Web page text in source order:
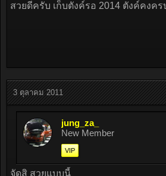
สวยดีครับ เก็บตังค์รอ 2014 ตังค์คงคร
3 ตุลาคม 2011
jung_za_
New Member
VIP
จัดสิ สวยแบบนี้